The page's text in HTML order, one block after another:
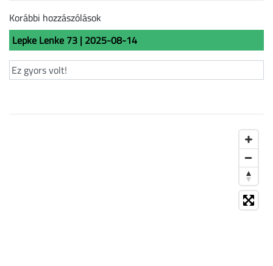
Korábbi hozzászólások
Lepke Lenke 73 | 2025-08-14
Ez gyors volt!